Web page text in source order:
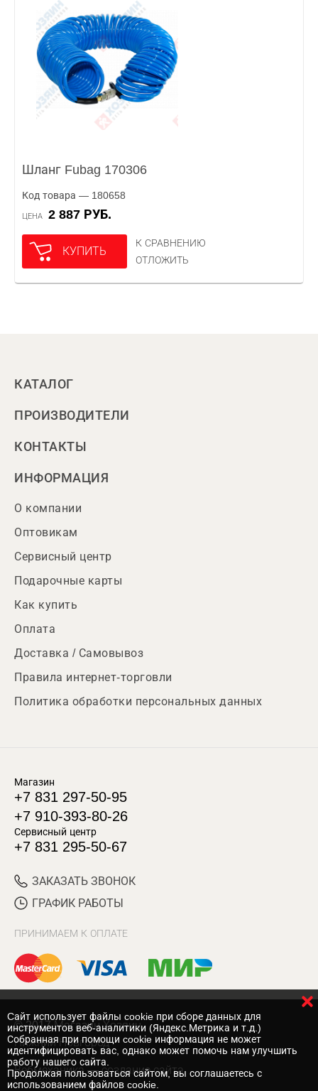
Шланг Fubag 170306
Код товара — 180658
ЦЕНА 2 887 РУБ.
КУПИТЬ
К СРАВНЕНИЮ
ОТЛОЖИТЬ
КАТАЛОГ
ПРОИЗВОДИТЕЛИ
КОНТАКТЫ
ИНФОРМАЦИЯ
О компании
Оптовикам
Сервисный центр
Подарочные карты
Как купить
Оплата
Доставка / Самовывоз
Правила интернет-торговли
Политика обработки персональных данных
Магазин
+7 831 297-50-95
+7 910-393-80-26
Сервисный центр
+7 831 295-50-67
ЗАКАЗАТЬ ЗВОНОК
ГРАФИК РАБОТЫ
ПРИНИМАЕМ К ОПЛАТЕ
© 2017 Магазин Хозяин
Нижний Новгород
Вебмеханика — создание сайта
Cайт использует файлы cookie при сборе данных для
инструментов веб-аналитики (Яндекс.Метрика и т.д.)
Собранная при помощи cookie информация не может
идентифицировать вас, однако может помочь нам улучшить
работу нашего сайта.
Продолжая пользоваться сайтом, вы соглашаетесь с
использованием файлов cookie.